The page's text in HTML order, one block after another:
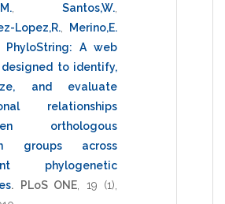
Santos,W.
Lopez,R.
Merino,E.
PhyloString: A web
designed to identify,
and evaluate
relationships
orthologous
groups across
phylogenetic
. PLoS ONE 19 (1),